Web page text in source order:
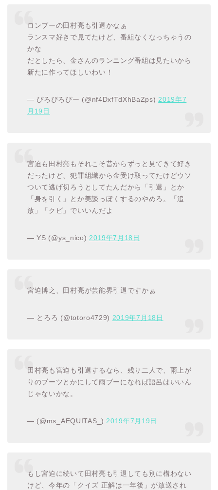
ロンブーの田村亮も引退かなぁ
ランスマ好きで見てたけど、番組なくなっちゃうの
かな
だとしたら、金さんのランニング番組は見たいから
新たに作ってほしいわい！
— ぴろぴろぴー (@nf4DxfTdXhBaZps)2019年7
月19日
宮迫も田村亮もそれこそ昔からずっと見てきて好き
だったけど、犯罪組織から金受け取ってたけどウソ
ついて逃げ切ろうとしてたんだから「引退」とか
「身を引く」とか美談っぽくするのやめろ。「追
放」「クビ」でいいんだよ
— YS (@ys_nico) 2019年7月18日
宮迫博之、田村亮が芸能界引退ですかぁ
— とろろ (@totoro4729) 2019年7月18日
田村亮も宮迫も引退するなら、残り二人で、雨上が
りのブーツとかにして雨ブーになれば語呂はいいん
じゃないかな。
— (@ms_AEQUITAS_)2019年7月19日
もし宮迫に続いて田村亮も引退しても別に構わない
けど、今年の「クイズ 正解は一年後」が放送され